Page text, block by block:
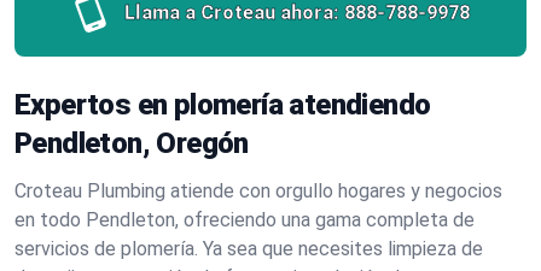
Llama a Croteau ahora: 888-788-9978
Expertos en plomería atendiendo
Pendleton, Oregón
Croteau Plumbing atiende con orgullo hogares y negocios
en todo Pendleton, ofreciendo una gama completa de
servicios de plomería. Ya sea que necesites limpieza de